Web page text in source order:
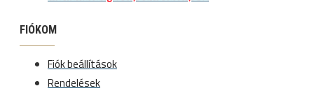
FIÓKOM
Fiók beállítások
Rendelések